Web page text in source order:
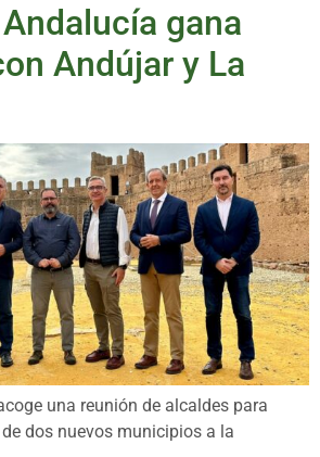
gana
Andújar y La
una reunión de alcaldes para
dos nuevos municipios a la